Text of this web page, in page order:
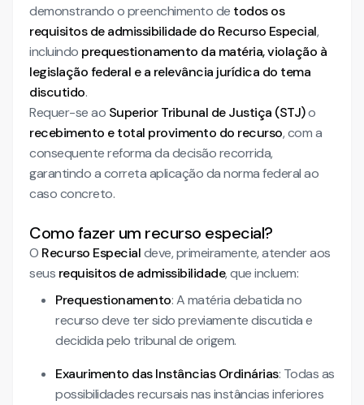
demonstrando o preenchimento de todos os
requisitos de admissibilidade do Recurso Especial,
incluindo prequestionamento da matéria, violação à
legislação federal e a relevância jurídica do tema
discutido.
Requer-se ao Superior Tribunal de Justiça (STJ)o
recebimento e total provimento do recurso, com a
consequente reforma da decisão recorrida,
garantindo a correta aplicação da norma federal ao
caso concreto.
Como fazer um recurso especial?
O Recurso Especialdeve, primeiramente, atender aos
seus requisitos de admissibilidade, que incluem:
Prequestionamento: A matéria debatida no
recurso deve ter sido previamente discutida e
decidida pelo tribunal de origem.
Exaurimento das Instâncias Ordinárias: Todas as
possibilidades recursais nas instâncias inferiores